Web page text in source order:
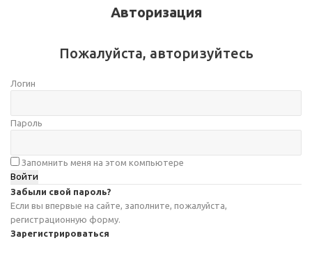
Авторизация
Пожалуйста, авторизуйтесь
Логин
Пароль
Запомнить меня на этом компьютере
Забыли свой пароль?
Если вы впервые на сайте, заполните, пожалуйста,
регистрационную форму.
Зарегистрироваться